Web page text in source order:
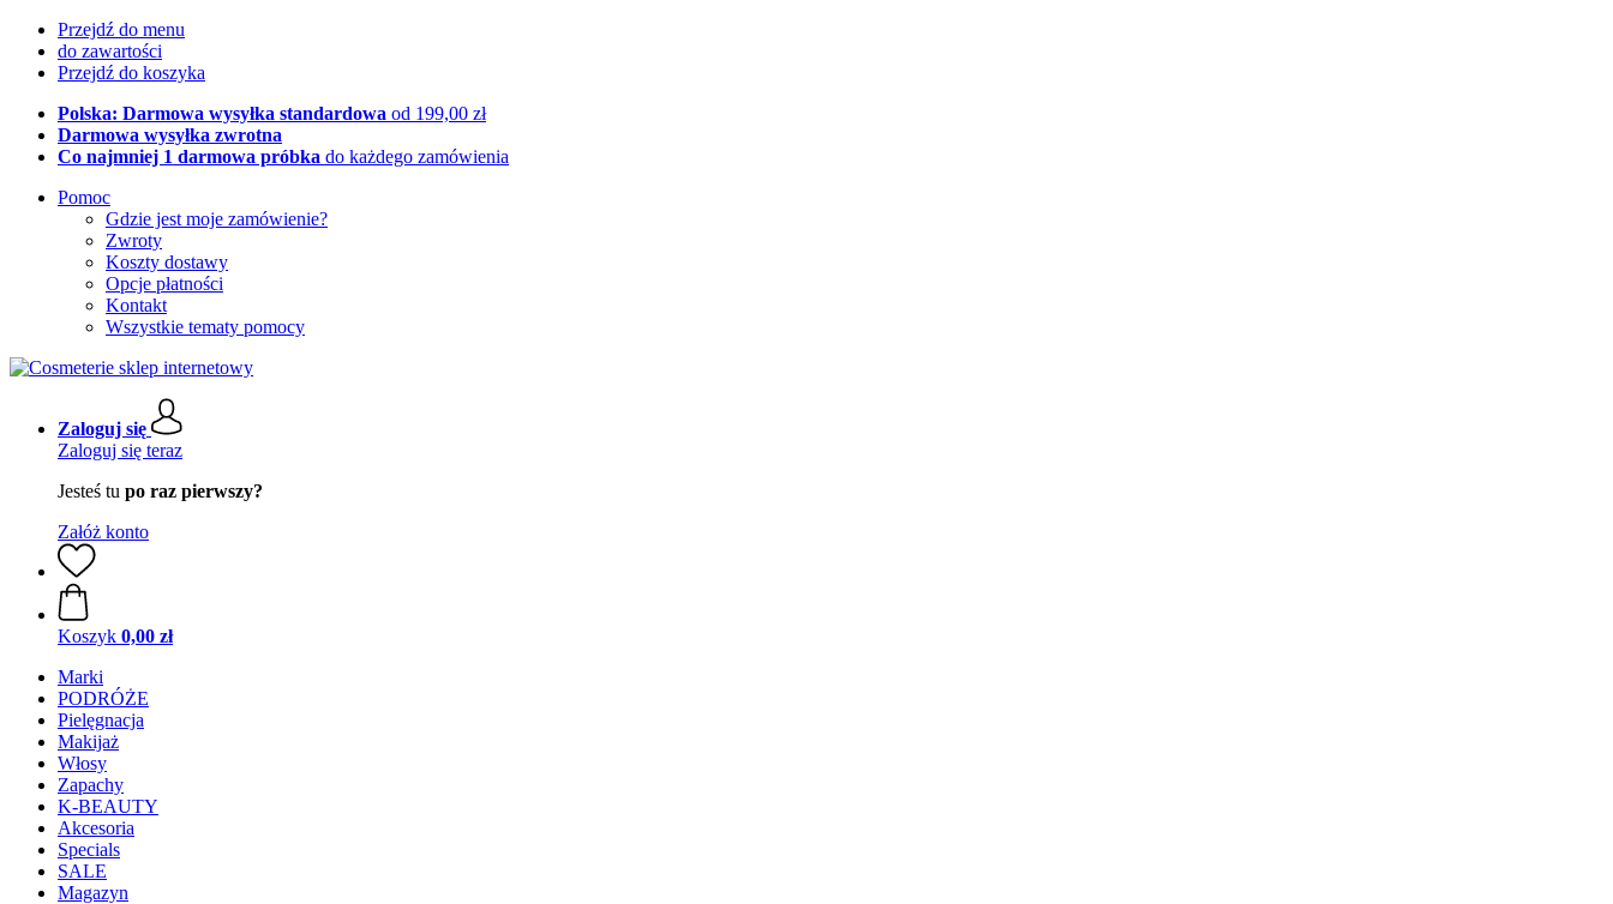
Przejdź do menu
do zawartości
Przejdź do koszyka
Polska: Darmowa wysyłka standardowa od 199,00 zł
Darmowa wysyłka zwrotna
Co najmniej 1 darmowa próbka do każdego zamówienia
Pomoc
Gdzie jest moje zamówienie?
Zwroty
Koszty dostawy
Opcje płatności
Kontakt
Wszystkie tematy pomocy
Zaloguj się
Zaloguj się teraz
Jesteś tu po raz pierwszy?
Załóż konto
Koszyk 0,00 zł
Marki
PODRÓŻE
Pielęgnacja
Makijaż
Włosy
Zapachy
K-BEAUTY
Akcesoria
Specials
SALE
Magazyn